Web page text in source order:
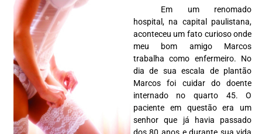
Em um renomado
hospital, na capital paulistana,
aconteceu um fato curioso onde
meu bom amigo Marcos
trabalha como enfermeiro. No
dia de sua escala de plantão
Marcos foi cuidar do doente
internado no quarto 45. O
paciente em questão era um
senhor que já havia passado